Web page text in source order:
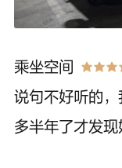
乘坐空间
说句不好听的
多半年了才发